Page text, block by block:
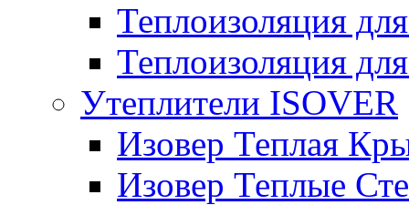
Теплоизоляция
Теплоизоляция
Утеплители ISOVER
Изовер Теплая
Изовер Теплые